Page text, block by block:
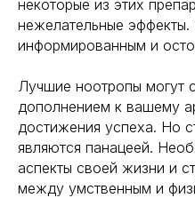
некоторые из этих
нежелательные
информированным и
Лучшие ноотропы могут
дополнением к вашему
достижения успеха. Но
являются панацеей.
аспекты своей жизни и
между умственным и